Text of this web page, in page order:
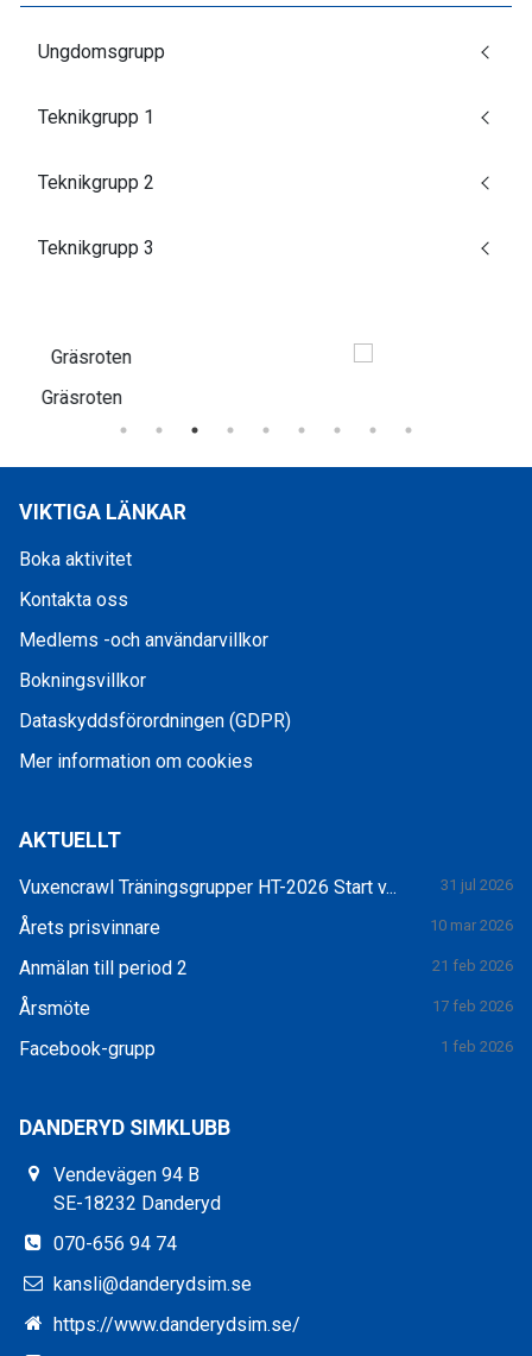
Ungdomsgrupp
Teknikgrupp 1
Teknikgrupp 2
Teknikgrupp 3
VIKTIGA LÄNKAR
Boka aktivitet
Kontakta oss
Medlems -och användarvillkor
Bokningsvillkor
Dataskyddsförordningen (GDPR)
Mer information om cookies
AKTUELLT
Vuxencrawl Träningsgrupper HT-2026 Start v... 31 jul 2026
Årets prisvinnare 10 mar 2026
Anmälan till period 2 21 feb 2026
Årsmöte 17 feb 2026
Facebook-grupp 1 feb 2026
DANDERYD SIMKLUBB
Vendevägen 94 B
SE-18232 Danderyd
070-656 94 74
kansli@danderydsim.se
https://www.danderydsim.se/